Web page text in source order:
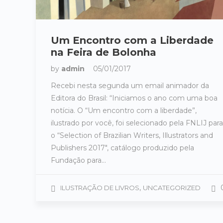
Um Encontro com a Liberdade
na Feira de Bolonha
by admin
05/01/2017
Recebi nesta segunda um email animador da
Editora do Brasil: “Iniciamos o ano com uma boa
notícia. O “Um encontro com a liberdade”,
ilustrado por você, foi selecionado pela FNLIJ para
o “Selection of Brazilian Writers, Illustrators and
Publishers 2017″, catálogo produzido pela
Fundação para…
ILUSTRAÇÃO DE LIVROS, UNCATEGORIZED